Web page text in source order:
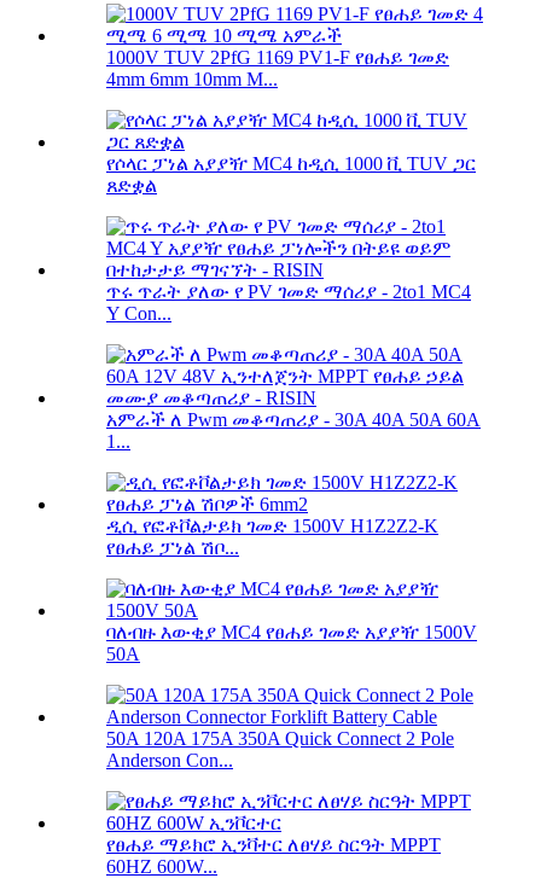
1000V TUV 2PfG 1169 PV1-F የፀሐይ ገመድ
4mm 6mm 10mm M...
የሶላር ፓነል አያያዥ MC4 ከዲሲ 1000 ቪ TUV ጋር
ጸድቋል
ጥሩ ጥራት ያለው የ PV ገመድ ማሰሪያ - 2to1 MC4
Y Con...
አምራች ለ Pwm መቆጣጠሪያ - 30A 40A 50A 60A
1...
ዲሲ የፎቶቮልታይክ ገመድ 1500V H1Z2Z2-K
የፀሐይ ፓነል ሽቦ...
ባለብዙ እውቂያ MC4 የፀሐይ ገመድ አያያዥ 1500V
50A
50A 120A 175A 350A Quick Connect 2 Pole
Anderson Con...
የፀሐይ ማይክሮ ኢንቫተር ለፀሃይ ስርዓት MPPT
60HZ 600W...